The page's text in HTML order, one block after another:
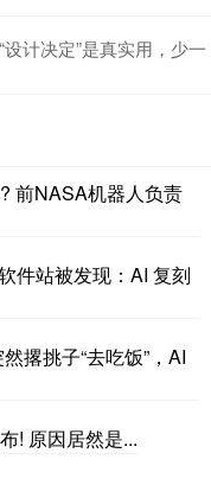
计决定”是真实用，少一
前NASA机器人负责
件站被发现：AI 复刻
撂挑子“去吃饭”，AI
! 原因居然是...